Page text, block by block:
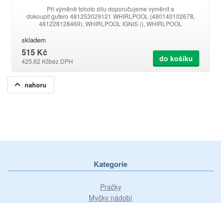
Při výměně tohoto dílu doporučujeme vyměnit a
dokoupit gufero 481253029121 WHIRLPOOL (480140102678,
481228128469), WHIRLPOOL IGNIS (), WHIRLPOOL
skladem
515 Kč
425,62 Kčbez DPH do košíku
nahoru
Kategorie
Pračky
Myčky nádobí